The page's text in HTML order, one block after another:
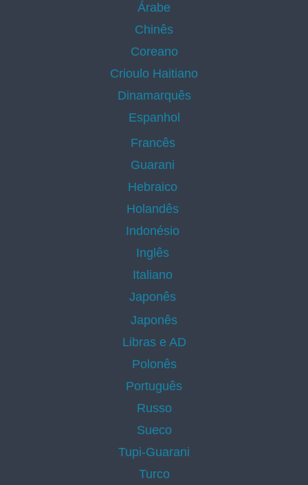
Árabe
Chinês
Coreano
Crioulo Haitiano
Dinamarquês
Espanhol
Francês
Guarani
Hebraico
Holandês
Indonésio
Inglês
Italiano
Japonês
Japonês
Libras e AD
Polonês
Português
Russo
Sueco
Tupi-Guarani
Turco